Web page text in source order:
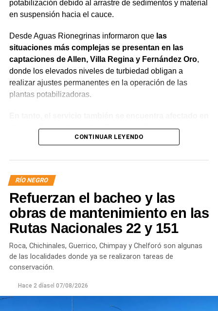
potabilización debido al arrastre de sedimentos y material
en suspensión hacia el cauce.
Desde Aguas Rionegrinas informaron que las
situaciones más complejas se presentan en las
captaciones de Allen, Villa Regina y Fernández Oro,
donde los elevados niveles de turbiedad obligan a
realizar ajustes permanentes en la operación de las
plantas potabilizadoras.
General Roca, Cipolletti y Balsa Las Perlas,
localidades donde podrían registrarse bajas de
trabaja para sostener la producción de agua potable.
Por otra parte, en Gral. E. Godoy se registran valores de
turbiedad cercanos a 80 NTU, mientras que en
Chichinales rondan los 10 NTU. En ambos casos, las
plantas continúan funcionando con monitoreo
permanente.
Los equipos técnicos de Aguas Rionegrinas mantienen
un seguimiento constante de la evolución de la turbiedad
con las condiciones que presenta el río.
CONTINUAR LEYENDO
RÍO NEGRO
Refuerzan el bacheo y las
obras de mantenimiento en las
Rutas Nacionales 22 y 151
Roca, Chichinales, Guerrico, Chimpay y Chelforó son algunas
de las localidades donde ya se realizaron tareas de
conservación.
Hace 2 díasel 07/08/2026